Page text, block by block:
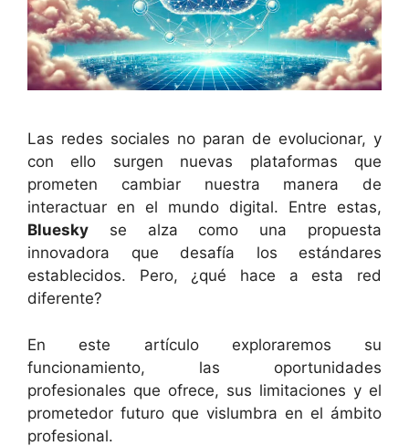
Las redes sociales no paran de evolucionar, y
con ello surgen nuevas plataformas que
prometen cambiar nuestra manera de
interactuar en el mundo digital. Entre estas,
Bluesky se alza como una propuesta
innovadora que desafía los estándares
establecidos. Pero, ¿qué hace a esta red
diferente?
En este artículo exploraremos su
funcionamiento, las oportunidades
profesionales que ofrece, sus limitaciones y el
prometedor futuro que vislumbra en el ámbito
profesional.